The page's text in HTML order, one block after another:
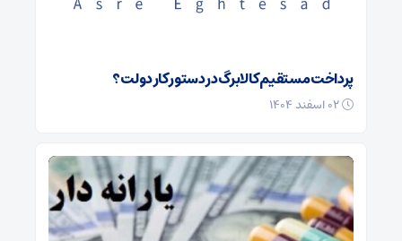
پرداخت مستقیم کالابرگ در دستور کار دولت؟